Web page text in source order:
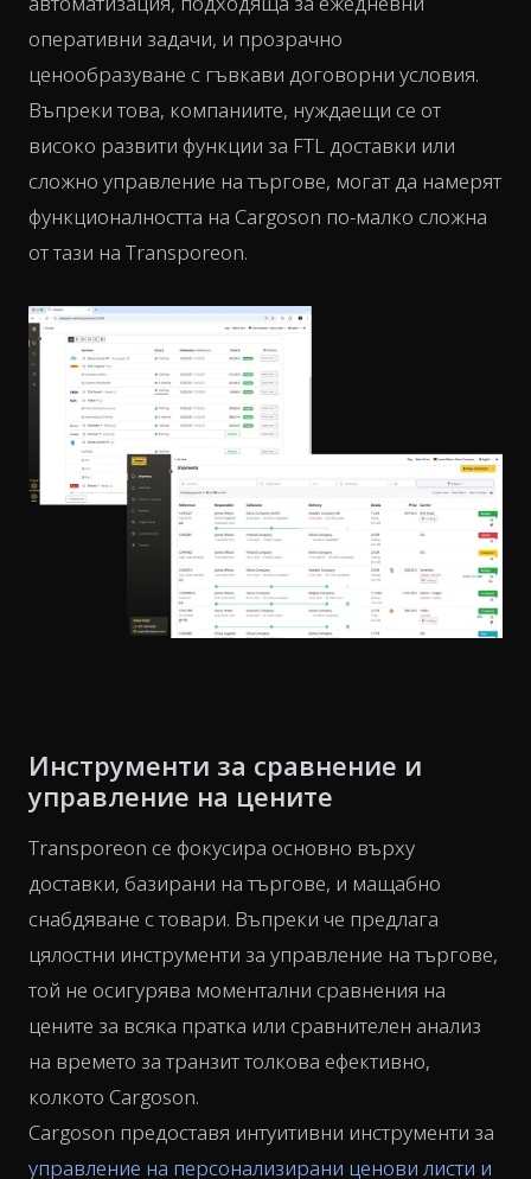
оперативни задачи, и прозрачно
ценообразуване с гъвкави договорни условия.
Въпреки това, компаниите, нуждаещи се от
високо развити функции за FTL доставки или
сложно управление на търгове, могат да намерят
функционалността на Cargoson по-малко сложна
от тази на Transporeon.
Инструменти за сравнение и
управление на цените
Transporeon се фокусира основно върху
доставки, базирани на търгове, и мащабно
снабдяване с товари. Въпреки че предлага
цялостни инструменти за управление на търгове,
той не осигурява моментални сравнения на
цените за всяка пратка или сравнителен анализ
на времето за транзит толкова ефективно,
колкото Cargoson.
Cargoson предоставя интуитивни инструменти за
управление на персонализирани ценови листи и